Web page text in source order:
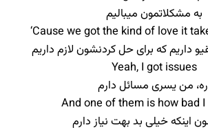
به مشکلاتمون میبالیم
‘Cause we got the kind of love it
که برای حل کردنشون لازم داریم
Yeah, I got issues
من یسری مسائل دارم
And one of them is how bad
اینکه خیلی بد بهت نیاز دارم